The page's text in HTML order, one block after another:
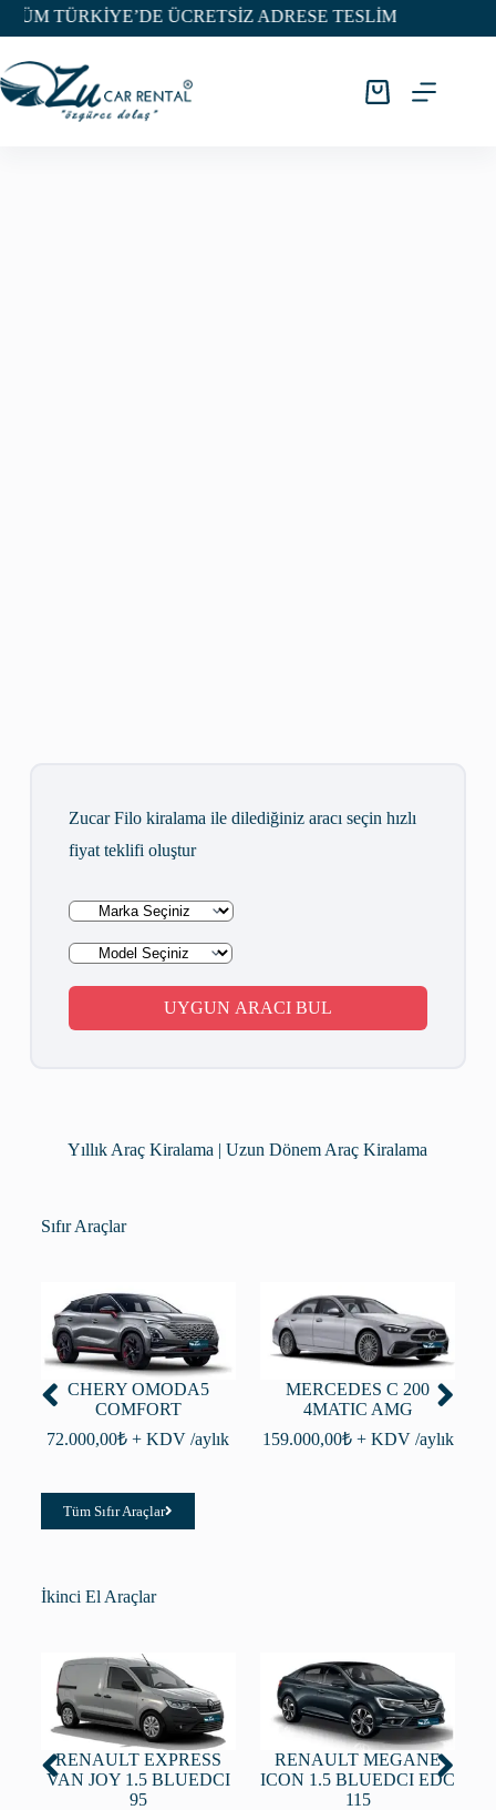
TÜRKİYE’DE ÜCRETSİZ ADRESE TESLİM
Zucar Filo kiralama ile dilediğiniz aracı seçin hızlı
fiyat teklifi oluştur
UYGUN ARACI BUL
Yıllık Araç Kiralama | Uzun Dönem Araç Kiralama
Sıfır Araçlar
CHERY OMODA5
COMFORT
72.000,00₺ + KDV /aylık
MERCEDES C 200
4MATIC AMG
159.000,00₺+ KDV /aylık
Tüm Sıfır Araçlar
İkinci El Araçlar
RENAULT EXPRESS
VAN JOY 1.5 BLUEDCI
95
RENAULT MEGANE
ICON 1.5 BLUEDCI EDC
115